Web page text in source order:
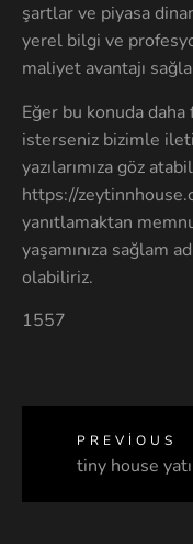
şartlar ve piyasa
yerel bilgi ve
maliyet avantajı
Eğer bu konuda
isterseniz bizimle
yazılarımıza göz
https://
yanıtlamaktan
yaşamınıza sağlam
olabiliriz.
1557
PREVIOUS